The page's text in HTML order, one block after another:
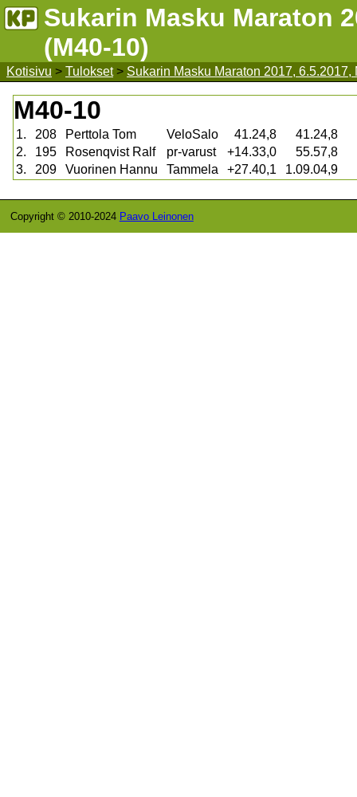
Sukarin Masku Maraton
(M40-10)
Kotisivu > Tulokset> Sukarin Masku Maraton 2017, 6.5.2017,
M40-10
1. 208 Perttola Tom VeloSalo 41.24,8
41.24,8
2.
195 Rosenqvist Ralf pr-varust +14.33,0
55.57,8
3.
209 Vuorinen Hannu Tammela +27.40,1 1.09.04,9
Copyright © 2010-2024 Paavo Leinonen